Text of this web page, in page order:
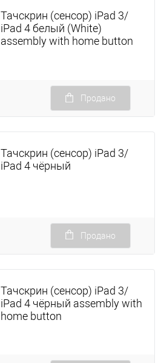
Тачскрин (сенсор) iPad 3/
iPad 4 белый (White)
assembly with home button
Продано
Тачскрин (сенсор) iPad 3/
iPad 4 чёрный
Продано
Тачскрин (сенсор) iPad 3/
iPad 4 чёрный assembly with
home button